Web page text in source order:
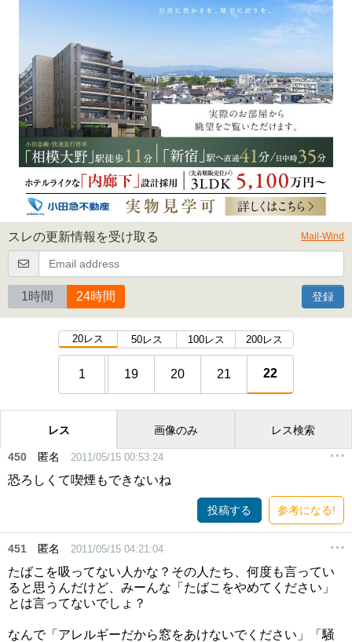
スレの更新情報を受け取る Mail-Wind
1時間 24時間 登録
20レス 50レス 100レス 200レス
1 19 20 21 22
レス 画像のみ レス検索
450 匿名 2011/05/15 00:53:24
恐ろしくて喫煙もできないね
投稿する 参考になる!
451 匿名 2011/05/15 04:21:04
たばこを吸ってない人かな？その人たち、何度も言ってい
ると思うんだけど、みーんな「たばこをやめてください」
とは言ってないでしょ？
なんで「アレルギーだから窓をあけないでください」「騒